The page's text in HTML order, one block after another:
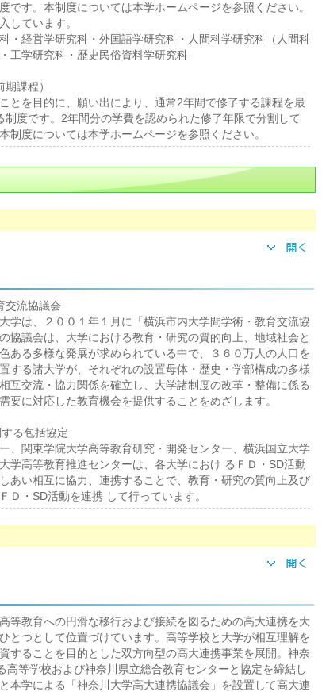
です。本制度については本学ホームページを参照ください。
しています。
・経営学研究科・外国語学研究科・人間科学研究科（人間科
工学研究科・歴史民俗資料学研究科
課程）
とを目的に、願い出により、通常2年間で修了する課程を最
度です。2年間分の学費を認められた修了年限で分割して
制度については本学ホームページを参照ください。
交流協議会
学は、２００１年１月に「横浜市内大学間学術・教育交流協
協議会は、大学における教育・研究の質的向上、地域社会と
ある多様な発展が求められている中で、３６０万人の人口を
する諸大学が、それぞれの設置母体・歴史・学部構成の多様
互交流・協力関係を確立し、大学諸制度の改革・整備に係る
要に対応した教育機会を提供することをめざします。
る包括協定
、関東学院大学高等教育研究・開発センター、横浜国立大学
学高等教育推進センターは、各大学におけ るＦＤ・SD活動
あい相互に協力、連携することで、教育・研究の質向上及び
Ｄ・SD活動を連携 して行っています。
等教育への円滑な移行および接続を図るための高大連携を大
とつとして位置づけています。高等学校と大学が相互理解を
することを目的とした双方向型の高大連携事業を展開。神奈
高等学校および神奈川県立総合教育センターと協定を締結し
本学による「神奈川大学高大連携協議会」を設置して高大連